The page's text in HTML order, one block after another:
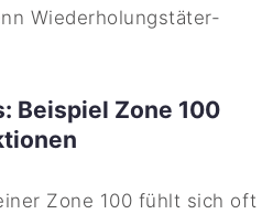
Wiederholungstäter-
Beispiel Zone 100
Zone 100 fühlt sich oft